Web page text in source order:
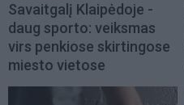
Savaitgalį Klaipėdoje -
daug sporto: veiksmas
virs penkiose skirtingose
miesto vietose